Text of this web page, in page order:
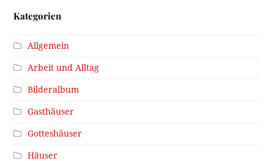
Kategorien
Allgemein
Arbeit und Alltag
Bilderalbum
Gasthäuser
Gotteshäuser
Häuser